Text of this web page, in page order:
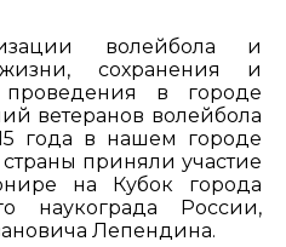
волейбола и
сохранения и
в городе
ветеранов волейбола
года в нашем городе
приняли участие
на Кубок города
наукограда России,
Лепендина.